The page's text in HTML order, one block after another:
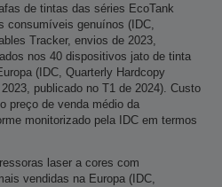
de tintas das séries EcoTank
consumíveis genuínos (IDC,
Tracker, envios de 2023,
nos 40 dispositivos jato de tinta
(IDC, Quarterly Hardcopy
publicado no T1 de 2024). Custo
preço de venda médio da
monitorizado pela IDC em termos
laser a cores com
vendidas na Europa (IDC,